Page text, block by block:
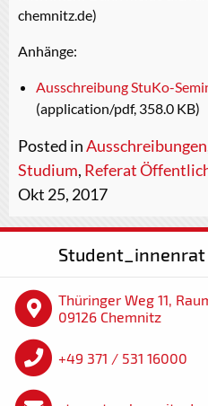
chemnitz.de)
Anhänge:
Ausschreibung StuKo-
(application/pdf, 358.0 KB)
Posted inAusschreibungen
Studium, Referat
Okt 25, 2017
Student_innenrat
Thüringer Weg 11,
09126 Chemnitz
+49 371 / 531 16000